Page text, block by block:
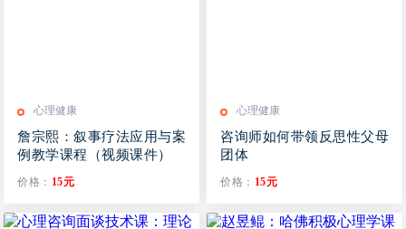
心理健康
詹宗熙：叙事疗法应用与案
例教学课程（视频课件）
价格： 15元
心理健康
咨询师如何带领反思性父母
团体
价格： 15元